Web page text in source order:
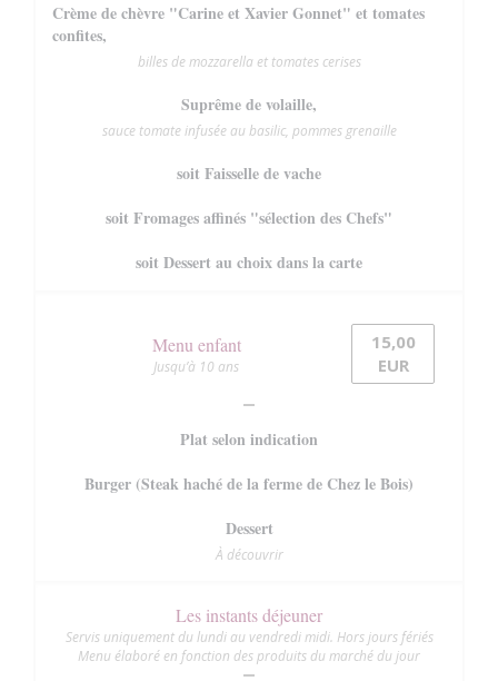
Crème de chèvre "Carine et Xavier Gonnet" et tomates
confites,
billes de mozzarella et tomates cerises
Suprême de volaille,
sauce tomate infusée au basilic, pommes grenaille
soit Faisselle de vache
soit Fromages affinés "sélection des Chefs"
soit Dessert au choix dans la carte
Menu enfant
Jusqu’à 10 ans
15,00
EUR
Plat selon indication
Burger (Steak haché de la ferme de Chez le Bois)
Dessert
À découvrir
Les instants déjeuner
Servis uniquement du lundi au vendredi midi. Hors jours fériés
Menu élaboré en fonction des produits du marché du jour